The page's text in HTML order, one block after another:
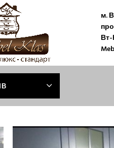
м.
Вт-